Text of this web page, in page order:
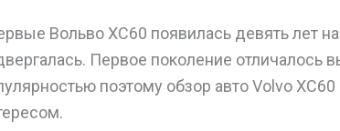
Вольво XC60 появилась девять лет
Первое поколение отличалось
поэтому обзор авто Volvo